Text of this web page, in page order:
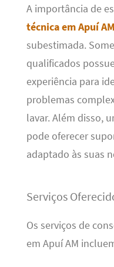
A importância de
técnica em Apuí AM
subestimada.
qualificados
experiência para
problemas
lavar. Além disso,
pode oferecer
adaptado às suas
Serviços
Os serviços de
em Apuí AM